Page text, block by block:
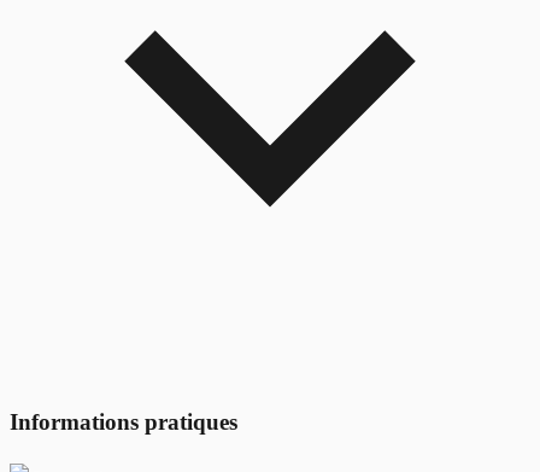
Informations pratiques